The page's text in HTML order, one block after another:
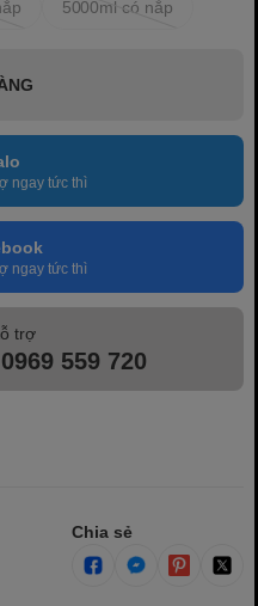
5000ml có nắp
ngay tức thì
ngay tức thì
trợ
559 720
Chia sẻ